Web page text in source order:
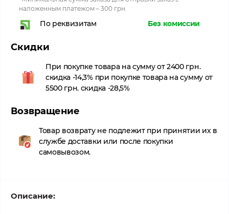
наложенным платежом – 300 грн.
По реквизитам Без комиссии
Скидки
При покупке товара на сумму от 2400 грн.
скидка -14,3% при покупке товара на сумму от
5500 грн. скидка -28,5%
Возвращение
Товар возврату не подлежит при принятии их в
службе доставки или после покупки
самовывозом.
Описание: